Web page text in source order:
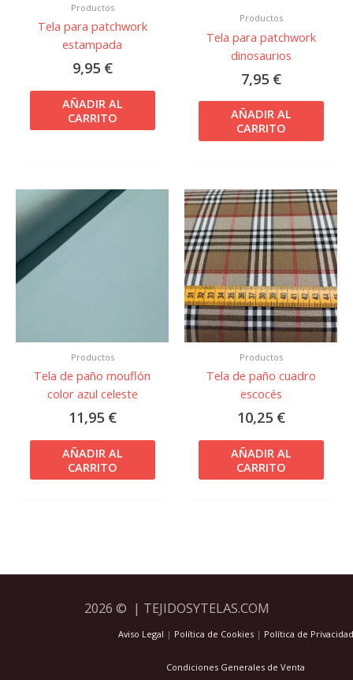
Productos
Tela para patchwork
estampada
9,95 €
AÑADIR AL
CARRITO
Productos
Tela para patchwork
dinosaurios
7,95 €
AÑADIR AL
CARRITO
Productos
Tela de paño mouflón
color azul celeste
11,95 €
AÑADIR AL
CARRITO
Productos
Tela de paño cuadro
escocés
10,25 €
AÑADIR AL
CARRITO
2026 © | TEJIDOSYTELAS.COM
Aviso Legal | Política de Cookies| Política de Privacidad
Condiciones Generales de Venta